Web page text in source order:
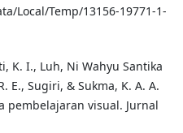
Local/Temp/13156-19771-1-
K. I., Luh, Ni Wahyu Santika
E., Sugiri, & Sukma, K. A. A.
pembelajaran visual. Jurnal